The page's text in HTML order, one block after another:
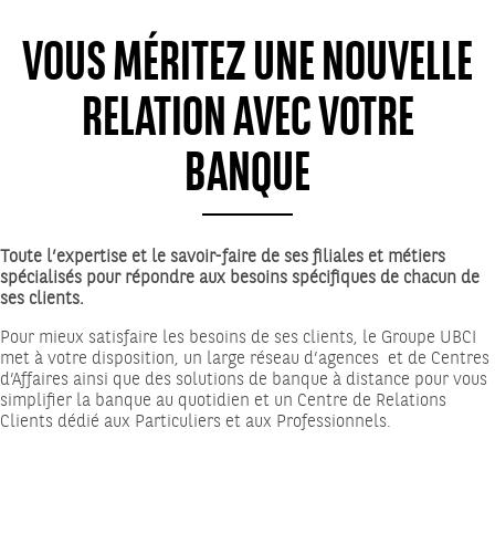
VOUS MÉRITEZ UNE NOUVELLE
RELATION AVEC VOTRE
BANQUE
Toute l’expertise et le savoir-faire de ses filiales et métiers
spécialisés pour répondre aux besoins spécifiques de chacun de
ses clients.
Pour mieux satisfaire les besoins de ses clients, le Groupe UBCI
met à votre disposition, un large réseau d’agences et de Centres
d’Affaires ainsi que des solutions de banque à distance pour vous
simplifier la banque au quotidien et un Centre de Relations
Clients dédié aux Particuliers et aux Professionnels.